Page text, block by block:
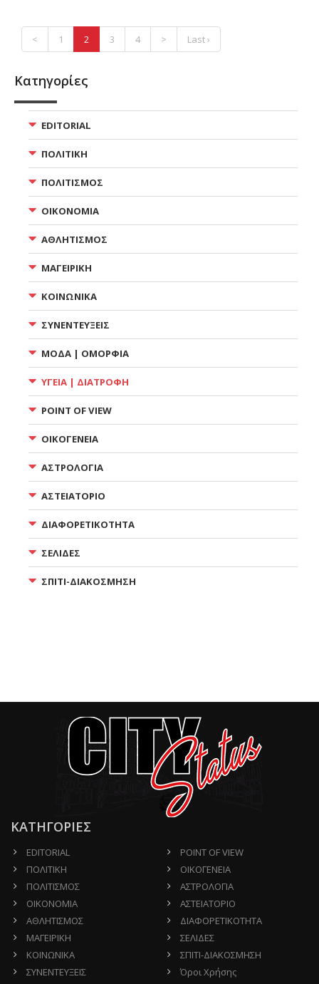
< 1 2 3 4 > Last ›
Κατηγορίες
EDITORIAL
ΠΟΛΙΤΙΚΗ
ΠΟΛΙΤΙΣΜΟΣ
ΟΙΚΟΝΟΜΙΑ
ΑΘΛΗΤΙΣΜΟΣ
ΜΑΓΕΙΡΙΚΗ
ΚΟΙΝΩΝΙΚΑ
ΣΥΝΕΝΤΕΥΞΕΙΣ
ΜΟΔΑ | ΟΜΟΡΦΙΑ
ΥΓΕΙΑ | ΔΙΑΤΡΟΦΗ
POINT OF VIEW
ΟΙΚΟΓΕΝΕΙΑ
ΑΣΤΡΟΛΟΓΙΑ
ΑΣΤΕΙΑΤΟΡΙΟ
ΔΙΑΦΟΡΕΤΙΚΟΤΗΤΑ
ΣΕΛΙΔΕΣ
ΣΠΙΤΙ-ΔΙΑΚΟΣΜΗΣΗ
ΚΑΤΗΓΟΡΙΕΣ
EDITORIAL
ΠΟΛΙΤΙΚΗ
ΠΟΛΙΤΙΣΜΟΣ
ΟΙΚΟΝΟΜΙΑ
ΑΘΛΗΤΙΣΜΟΣ
ΜΑΓΕΙΡΙΚΗ
ΚΟΙΝΩΝΙΚΑ
ΣΥΝΕΝΤΕΥΞΕΙΣ
POINT OF VIEW
ΟΙΚΟΓΕΝΕΙΑ
ΑΣΤΡΟΛΟΓΙΑ
ΑΣΤΕΙΑΤΟΡΙΟ
ΔΙΑΦΟΡΕΤΙΚΟΤΗΤΑ
ΣΕΛΙΔΕΣ
ΣΠΙΤΙ-ΔΙΑΚΟΣΜΗΣΗ
Όροι Χρήσης